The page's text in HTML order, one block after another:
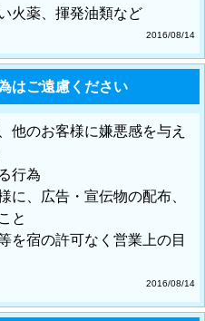
火薬、揮発油類など
2016/08/14
はご遠慮ください
他のお客様に嫌悪感を与え
行為
に、広告・宣伝物の配布、
と
を宿の許可なく営業上の目
2016/08/14